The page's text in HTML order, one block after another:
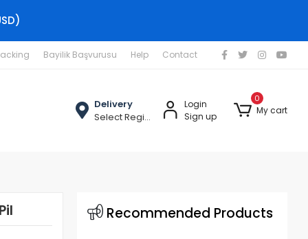
Bayilik Başvurusu Help Contact
Delivery
Select Region
Login
Sign up
0
My cart
Recommended Products